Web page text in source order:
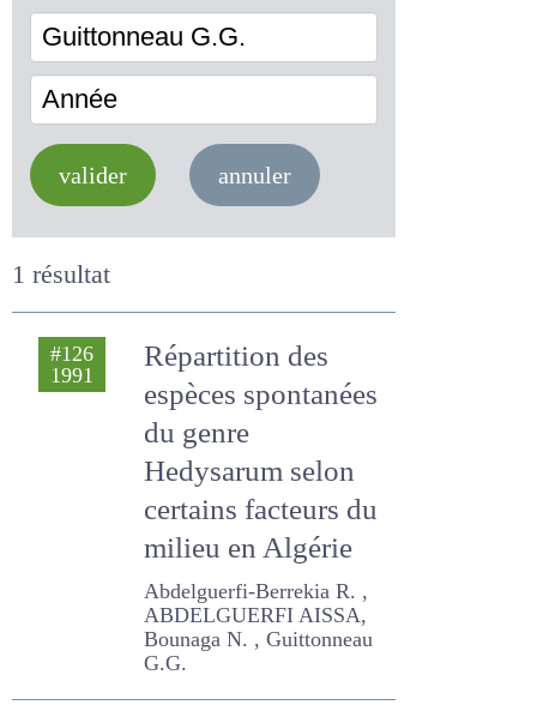
Guittonneau G.G.
valider annuler
1 résultat
#126
Répartition des
espèces
spontanées du
genre Hedysarum
selon certains
facteurs du milieu
en Algérie
Abdelguerfi-Berrekia R. ,